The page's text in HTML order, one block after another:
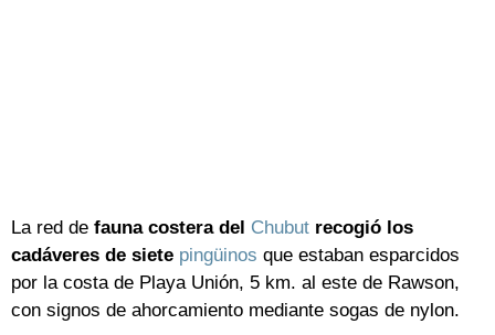
La red de fauna costera del Chubut recogió los
cadáveres de siete pingüinos que estaban esparcidos
por la costa de Playa Unión, 5 km. al este de Rawson,
con signos de ahorcamiento mediante sogas de nylon.